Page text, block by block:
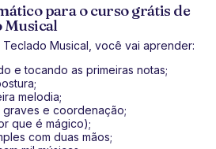
para o curso grátis de
Musical
Musical, você vai aprender:
e tocando as primeiras notas;
melodia;
e coordenação;
que é mágico);
com duas mãos;